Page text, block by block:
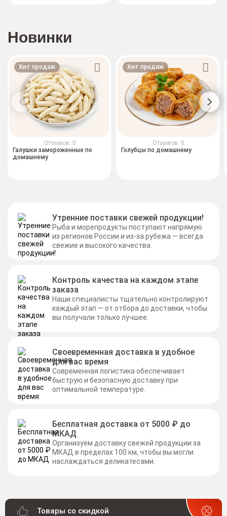
Новинки
Хит продаж
Отзывов: 0
Галушки замороженные по
домашнему
Хит продаж
Отзывов: 0
Голубцы по домашнему
Утренние поставки свежей продукции!
Рыба и морепродукты поступают напрямую
из регионов России и из-за рубежа — всегда
свежие и высокого качества.
Контроль качества на каждом этапе
заказа
Наши специалисты тщательно контролируют
каждый этап — от отбора до доставки, чтобы
вы получали только лучшее.
Своевременная доставка в удобное
для вас время
Современная логистика обеспечивает
быструю и безопасную доставку при
оптимальной температуре.
Бесплатная доставка от 5000 ₽ до
МКАД
Организуем доставку свежей продукции за
МКАД в пределах 100 км, чтобы вы могли
наслаждаться деликатесами.
Товары со скидкой